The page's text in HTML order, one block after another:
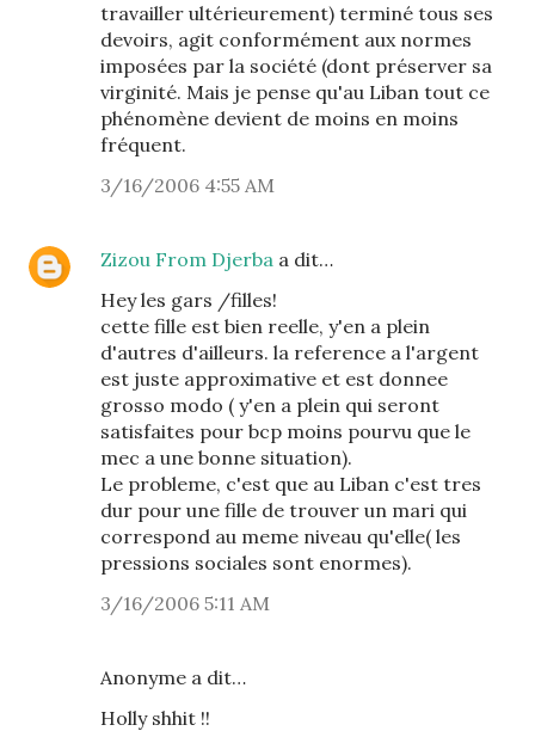
travailler ultérieurement) terminé tous ses
devoirs, agit conformément aux normes
imposées par la société (dont préserver sa
virginité. Mais je pense qu'au Liban tout ce
phénomène devient de moins en moins
fréquent.
3/16/2006 4:55 AM
Zizou From Djerba a dit…
Hey les gars /filles!
cette fille est bien reelle, y'en a plein
d'autres d'ailleurs. la reference a l'argent
est juste approximative et est donnee
grosso modo ( y'en a plein qui seront
satisfaites pour bcp moins pourvu que le
mec a une bonne situation).
Le probleme, c'est que au Liban c'est tres
dur pour une fille de trouver un mari qui
correspond au meme niveau qu'elle( les
pressions sociales sont enormes).
3/16/2006 5:11 AM
Anonyme a dit…
Holly shhit !!